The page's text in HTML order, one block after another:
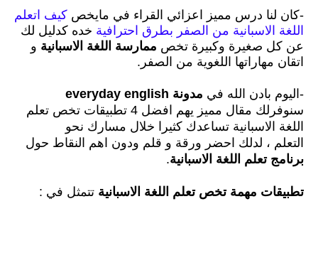
-كان لنا درس مميز اعزائي القراء في مايخص كيف اتعلم
اللغة الاسبانية من الصفر بطرق احترافية خده كدليل لك
عن كل صغيرة وكبيرة تخص ممارسة اللغة الاسبانية و
اتقان مهاراتها اللغوية من الصفر.
-اليوم بادن الله في مدونة everyday english
سنوفرلك مقال مميز يهم افضل 4 تطبيقات تخص تعلم
اللغة الاسبانية تساعدك كثيرا خلال مسارك نحو
التعلم ، لدلك احضر ورقة و قلم ودون اهم النقاط حول
برنامج تعلم اللغة الاسبانية.
تطبيقات مهمة تخص تعلم اللغة الاسبانية تتمثل في :